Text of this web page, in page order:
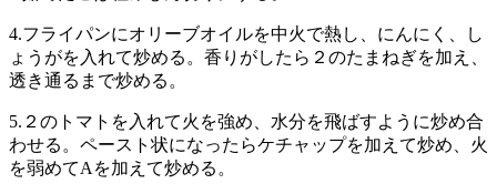
4.フライパンにオリーブオイルを中火で熱し、にんにく、し
ょうがを入れて炒める。香りがしたら２のたまねぎを加え、
透き通るまで炒める。
5.２のトマトを入れて火を強め、水分を飛ばすように炒め合
わせる。ペースト状になったらケチャップを加えて炒め、火
を弱めてAを加えて炒める。